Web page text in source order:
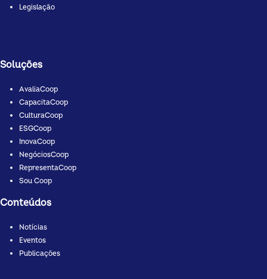
Legislação
Soluções
AvaliaCoop
CapacitaCoop
CulturaCoop
ESGCoop
InovaCoop
NegóciosCoop
RepresentaCoop
Sou Coop
Conteúdos
Notícias
Eventos
Publicações